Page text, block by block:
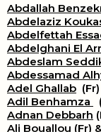
Abdallah
Abdelaziz
Abdelfettah
Abdelghani El
Abdeslam
Abdessamad
Adel Ghallab (Fr)
Adil Benhamza
Adnan Debbarh
Ali Bouallou (Fr)